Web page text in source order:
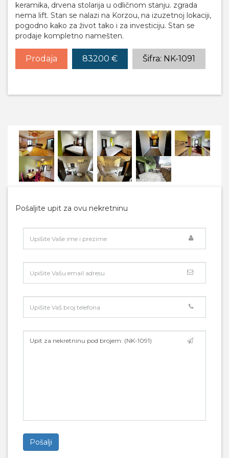
keramika, drvena stolarija u odličnom stanju. zgrada
nema lift. Stan se nalazi na Korzou, na izuzetnoj lokaciji,
pogodno kako za život tako i za investiciju. Stan se
prodaje kompletno namešten.
Prodaja 83200 € Šifra: NK-1091
Pošaljite upit za ovu nekretninu